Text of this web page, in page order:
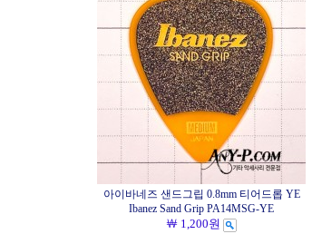
아이바네즈 샌드그립 0.8mm 티어드롭 YE
Ibanez Sand Grip PA14MSG-YE
￦ 1,200원